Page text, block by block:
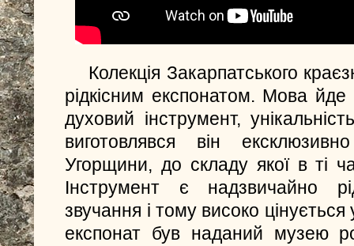
Колекція Закарпатського
рідкісним експонатом. Мова
духовий інструмент,
виготовлявся він
Угорщини, до складу якої в ті
Інструмент є надзвичайно
звучання і тому високо
експонат був наданий музею